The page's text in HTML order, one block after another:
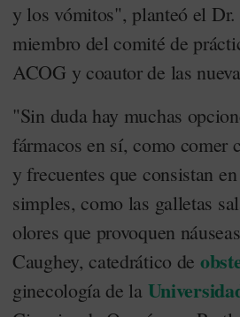
y los vómitos", planteó el
miembro del comité de
ACOG y coautor de las
"Sin duda hay muchas
fármacos en sí, como comer
y frecuentes que consistan
simples, como las galletas
olores que provoquen
Caughey, catedrático de
ginecología de la